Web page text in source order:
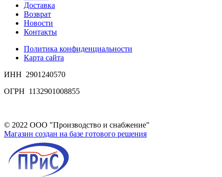
Доставка
Возврат
Новости
Контакты
Политика конфиденциальности
Карта сайта
ИНН 2901240570
ОГРН 1132901008855
© 2022 ООО "Производство и снабжение"
Магазин создан на базе готового решения